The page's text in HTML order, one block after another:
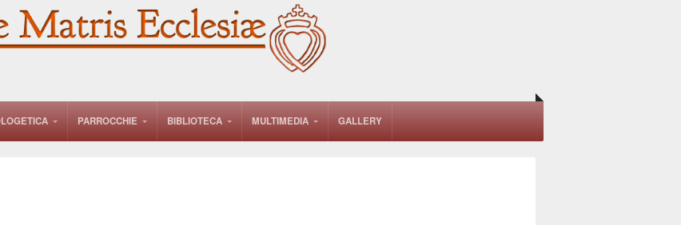
PARROCCHIE BIBLIOTECA MULTIMEDIA GALLERY